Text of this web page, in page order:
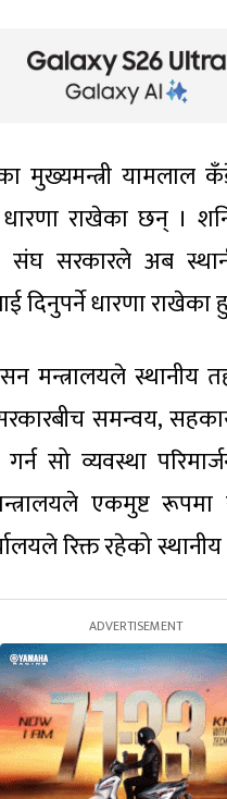
मुख्यमन्त्री यामलाल
राखेका छन् ।
संघ सरकारले अब
दिनुपर्ने धारणा राखेका
मन्त्रालयले
समन्वय,
गर्न सो व्यवस्था
एकमुष्ट
रिक्त रहेको